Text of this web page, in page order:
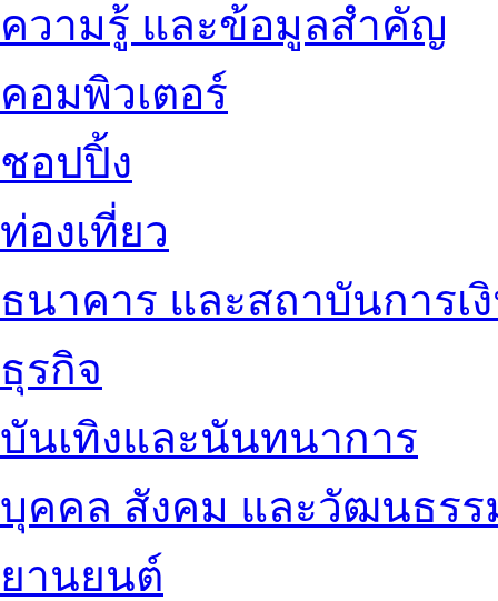
ความรู้ และข้อมูลสำคัญ
คอมพิวเตอร์
ชอปปิ้ง
ท่องเที่ยว
ธนาคาร และสถาบันการเ
ธุรกิจ
บันเทิงและนันทนาการ
บุคคล สังคม และวัฒนธรร
ยานยนต์